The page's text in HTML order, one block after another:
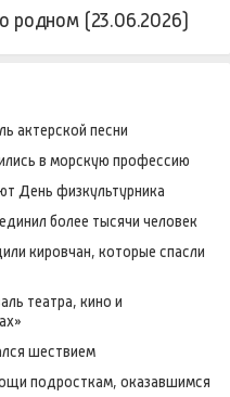
о родном (23.06.2026)
актерской песни
в морскую профессию
День физкультурника
более тысячи человек
кировчан, которые спасли
театра, кино и
шествием
подросткам, оказавшимся